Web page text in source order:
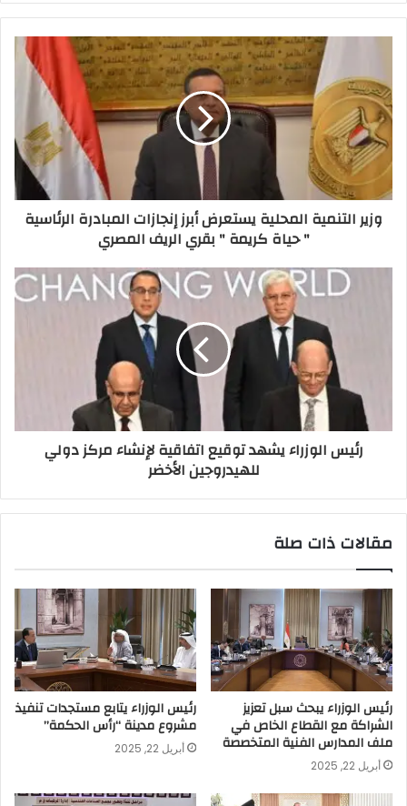
وزير التنمية المحلية يستعرض أبرز إنجازات المبادرة الرئاسية
" حياة كريمة " بقري الريف المصري
رئيس الوزراء يشهد توقيع اتفاقية لإنشاء مركز دولي
للهيدروجين الأخضر
مقالات ذات صلة
رئيس الوزراء يبحث سبل تعزيز
الشراكة مع القطاع الخاص في
ملف المدارس الفنية المتخصصة
أبريل 22, 2025
رئيس الوزراء يتابع مستجدات تنفيذ
مشروع مدينة “رأس الحكمة”
أبريل 22, 2025